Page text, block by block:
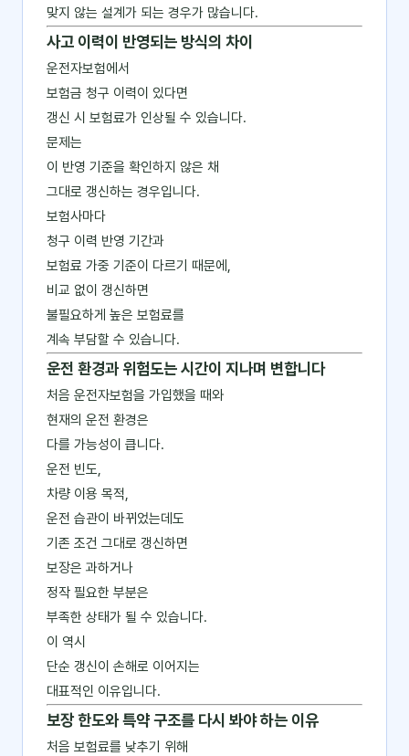
맞지 않는 설계가 되는 경우가 많습니다.
사고 이력이 반영되는 방식의 차이
운전자보험에서
보험금 청구 이력이 있다면
갱신 시 보험료가 인상될 수 있습니다.
문제는
이 반영 기준을 확인하지 않은 채
그대로 갱신하는 경우입니다.
보험사마다
청구 이력 반영 기간과
보험료 가중 기준이 다르기 때문에,
비교 없이 갱신하면
불필요하게 높은 보험료를
계속 부담할 수 있습니다.
운전 환경과 위험도는 시간이 지나며 변합니다
처음 운전자보험을 가입했을 때와
현재의 운전 환경은
다를 가능성이 큽니다.
운전 빈도,
차량 이용 목적,
운전 습관이 바뀌었는데도
기존 조건 그대로 갱신하면
보장은 과하거나
정작 필요한 부분은
부족한 상태가 될 수 있습니다.
이 역시
단순 갱신이 손해로 이어지는
대표적인 이유입니다.
보장 한도와 특약 구조를 다시 봐야 하는 이유
처음 보험료를 낮추기 위해